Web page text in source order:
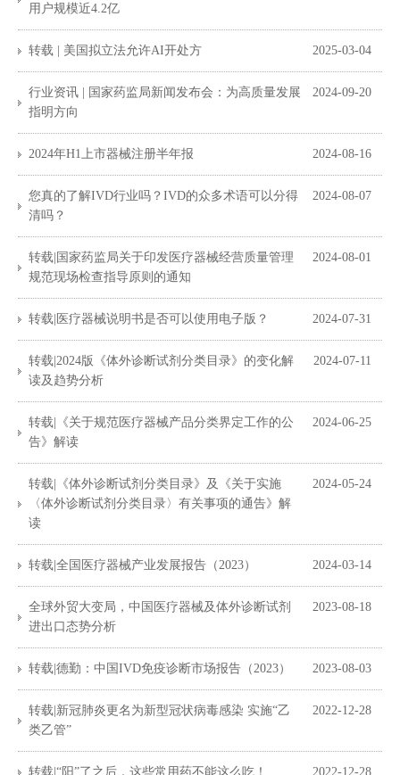
用户规模近4.2亿
2025-03-04
转载 | 美国拟立法允许AI开处方
2024-09-20
行业资讯 | 国家药监局新闻发布会：为高质量发展
指明方向
2024-08-16
2024年H1上市器械注册半年报
2024-08-07
您真的了解IVD行业吗？IVD的众多术语可以分得
清吗？
2024-08-01
转载|国家药监局关于印发医疗器械经营质量管理
规范现场检查指导原则的通知
2024-07-31
转载|医疗器械说明书是否可以使用电子版？
2024-07-11
转载|2024版《体外诊断试剂分类目录》的变化解
读及趋势分析
2024-06-25
转载|《关于规范医疗器械产品分类界定工作的公
告》解读
2024-05-24
转载|《体外诊断试剂分类目录》及《关于实施
〈体外诊断试剂分类目录〉有关事项的通告》解
读
2024-03-14
转载|全国医疗器械产业发展报告（2023）
2023-08-18
全球外贸大变局，中国医疗器械及体外诊断试剂
进出口态势分析
2023-08-03
转载|德勤：中国IVD免疫诊断市场报告（2023）
2022-12-28
转载|新冠肺炎更名为新型冠状病毒感染 实施“乙
类乙管”
2022-12-28
转载|“阳”了之后，这些常用药不能这么吃！